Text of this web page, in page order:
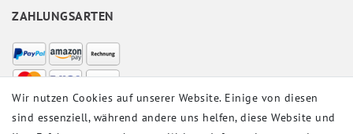
ZAHLUNGSARTEN
Wir nutzen Cookies auf unserer Website. Einige von diesen
sind essenziell, während andere uns helfen, diese Website und